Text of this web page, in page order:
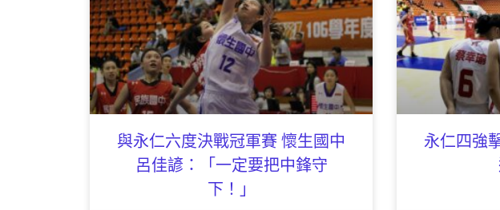
與永仁六度決戰冠軍賽 懷生國中
呂佳諺：「一定要把中鋒守
下！」
永仁四強